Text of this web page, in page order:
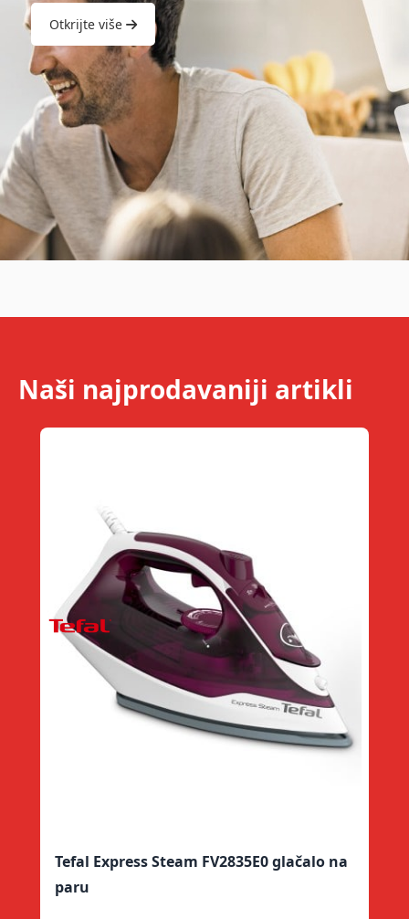
Otkrijte više
Naši najprodavaniji artikli
Tefal Express Steam FV2835E0 glačalo na
paru